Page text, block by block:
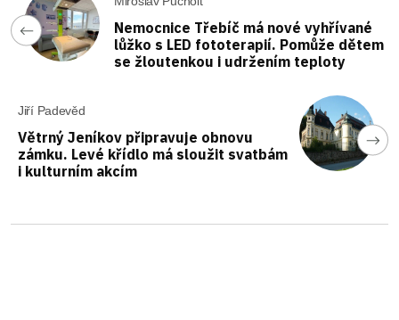
Nemocnice Třebíč má nové vyhřívané
lůžko s LED fototerapií. Pomůže dětem
se žloutenkou i udržením teploty
Jiří Padevěd
Větrný Jeníkov připravuje obnovu
zámku. Levé křídlo má sloužit svatbám
i kulturním akcím